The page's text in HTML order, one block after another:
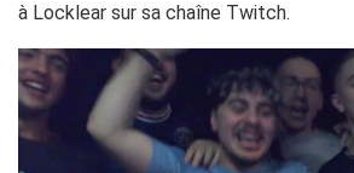
à Locklear sur sa chaîne Twitch.